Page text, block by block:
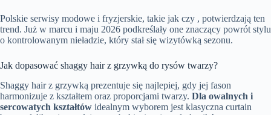
Polskie serwisy modowe i fryzjerskie, takie jak czy , potwierdzają ten
trend. Już w marcu i maju 2026 podkreślały one znaczący powrót stylu
o kontrolowanym nieładzie, który stał się wizytówką sezonu.
Jak dopasować shaggy hair z grzywką do rysów twarzy?
Shaggy hair z grzywką prezentuje się najlepiej, gdy jej fason
harmonizuje z kształtem oraz proporcjami twarzy. Dla owalnych i
sercowatych kształtów idealnym wyborem jest klasyczna curtain